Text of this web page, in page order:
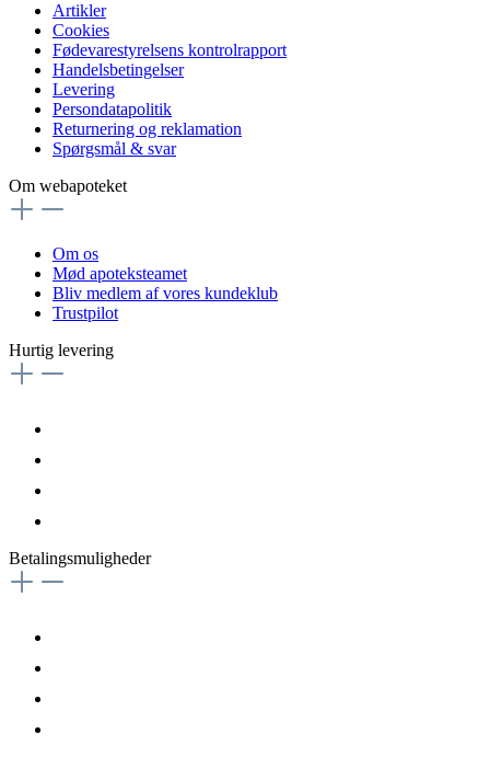
Artikler
Cookies
Fødevarestyrelsens kontrolrapport
Handelsbetingelser
Levering
Persondatapolitik
Returnering og reklamation
Spørgsmål & svar
Om webapoteket
Om os
Mød apoteksteamet
Bliv medlem af vores kundeklub
Trustpilot
Hurtig levering
Betalingsmuligheder